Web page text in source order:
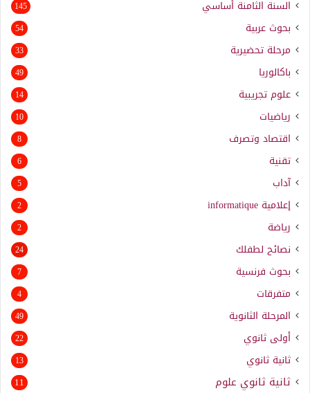
السنة الثامنة أساسي 145
بحوث عربية 54
مرحلة تحضيرية 33
باكالوريا 49
علوم تجريبية 14
رياضيات 10
اقتصاد وتصرف 8
تقنية 6
آداب 5
إعلامية informatique
2
رياضة 2
نصائح لطفلك 24
بحوث فرنسية 7
متفرقات 4
المرحلة الثانوية 49
أولى ثانوي 22
ثانية ثانوي 13
ثانية ثانوي علوم 11